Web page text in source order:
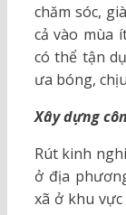
chăm sóc,
cả vào mùa
có thể tận
ưa bóng,
Xây dựng
Rút kinh
ở địa
xã ở khu